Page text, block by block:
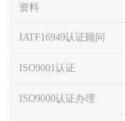
资料
IATF16949认证顾问
ISO9001认证
ISO9000认证办理